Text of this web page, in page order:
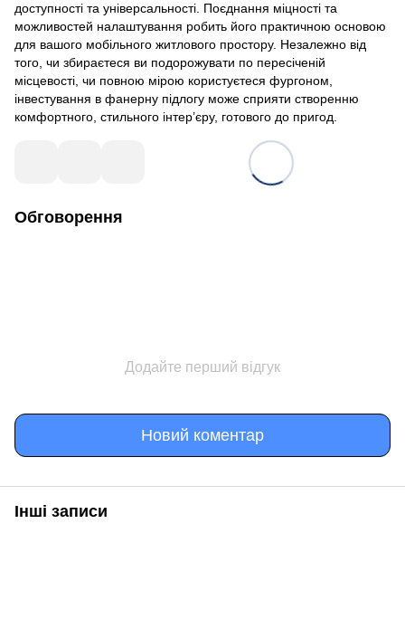
доступності та універсальності. Поєднання міцності та
можливостей налаштування робить його практичною основою
для вашого мобільного житлового простору. Незалежно від
того, чи збираєтеся ви подорожувати по пересіченій
місцевості, чи повною мірою користуєтеся фургоном,
інвестування в фанерну підлогу може сприяти створенню
комфортного, стильного інтер’єру, готового до пригод.
Обговорення
Додайте перший відгук
Новий коментар
Інші записи